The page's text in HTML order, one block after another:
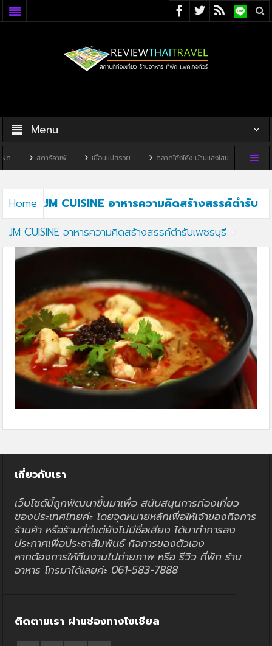
Menu
สตาร์คาเฟ่ เขื่อนแม่สรวย ตลาดโก้งโค้ง บ้านแสงโสม ทิวผาคา
Home
JM CUISINE อาหารความคิดสร้างสรรค์ตำรับเพชรบุรี
JM CUISINE อาหารความคิดสร้างสรรค์ตำรับ
เพชรบุรี4
เกี่ยวกับเรา
เว็บไซต์นี้ถูกพัฒนาขึ้นมาเพื่อ สนับสนุนการท่องเที่ยว
ของประเทศไทยค่ะ โดยจุดหมายหลักเพื่อให้เจ้าของกิจการ
ร้านค้า หรือร้านที่ดีแต่ยังไม่มีชื่อเสียง ได้มาทำการลง
ประกาศเพื่อประชาสัมพันธ์ กิจการของตัวเอง
หากต้องการให้ทีมงานไปถ่ายภาพ หรือ รีวิว ที่พัก ร้าน
อาหาร โทรมาได้เลยค่ะ 061-583-7888
ติดตามเรา ผ่านช่องทางโซเชียล